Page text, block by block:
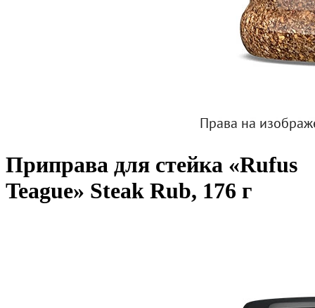
Приправа для стейка «Rufus
Teague» Steak Rub, 176 г